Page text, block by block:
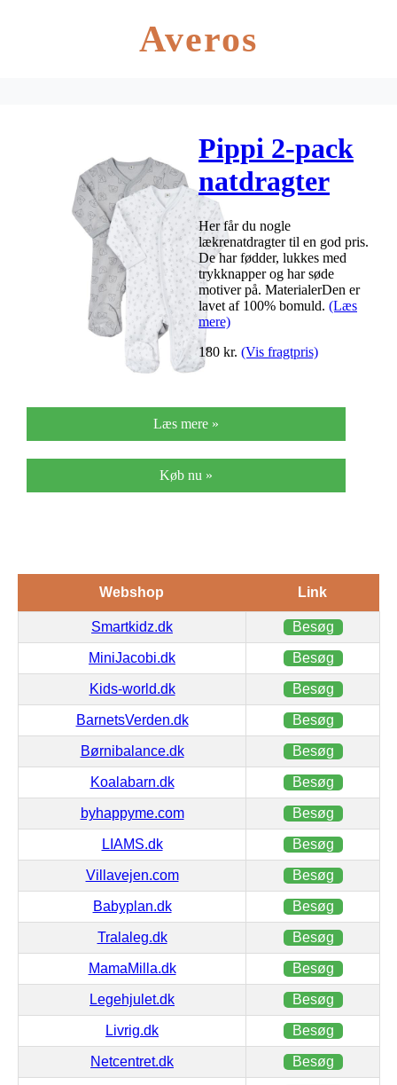
Averos
Pippi 2-pack
natdragter
med fødder –
grå
Her får du nogle
lækrenatdragter til en god pris.
De har fødder, lukkes med
trykknapper og har søde
motiver på. MaterialerDen er
lavet af 100% bomuld. (Læs
mere)
180 kr. (Vis fragtpris)
Læs mere »
Køb nu »
Webshop Link
Smartkidz.dk Besøg
MiniJacobi.dk Besøg
Kids-world.dk Besøg
BarnetsVerden.dk Besøg
Børnibalance.dk Besøg
Koalabarn.dk Besøg
byhappyme.com Besøg
LIAMS.dk Besøg
Villavejen.com Besøg
Babyplan.dk Besøg
Tralaleg.dk Besøg
MamaMilla.dk Besøg
Legehjulet.dk Besøg
Livrig.dk Besøg
Netcentret.dk Besøg